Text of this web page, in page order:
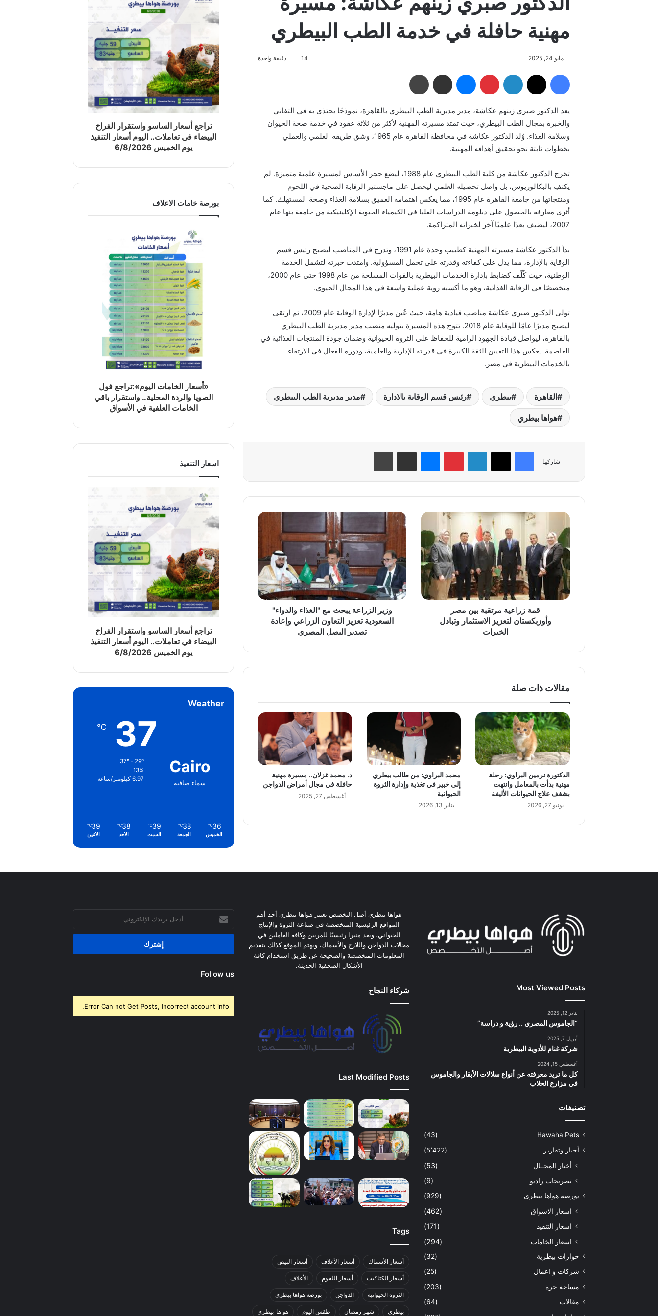
مهنية حافلة في خدمة الطب البيطري
مايو 24, 2025 14 دقيقة واحدة
فيسبوك لينكدإن بينتيريست ماسنجر مشاركة عبر البريد
يعد الدكتور صبري زينهم عكاشة، مدير مديرية الطب البيطري بالقاهرة، نموذجًا يحتذى به في التفاني
والخبرة بمجال الطب البيطري، حيث تمتد مسيرته المهنية لأكثر من ثلاثة عقود في خدمة صحة الحيوان
وسلامة الغذاء. وُلد الدكتور عكاشة في محافظة القاهرة عام 1965، وشق طريقه العلمي والعملي
بخطوات ثابتة نحو تحقيق أهدافه المهنية.
تخرج الدكتور عكاشة من كلية الطب البيطري عام 1988، ليضع حجر الأساس لمسيرة علمية متميزة. لم
يكتفِ بالبكالوريوس، بل واصل تحصيله العلمي ليحصل على ماجستير الرقابة الصحية في اللحوم
ومنتجاتها من جامعة القاهرة عام 1995، مما يعكس اهتمامه العميق بسلامة الغذاء وصحة المستهلك. كما
أثرى معارفه بالحصول على دبلومة الدراسات العليا في الكيمياء الحيوية الإكلينيكية من جامعة بنها عام
2007، ليضيف بعدًا علميًا آخر لخبراته المتراكمة.
بدأ الدكتور عكاشة مسيرته المهنية كطبيب وحدة عام 1991، وتدرج في المناصب ليصبح رئيس قسم
الوقاية بالإدارة، مما يدل على كفاءته وقدرته على تحمل المسؤولية. وامتدت خبرته لتشمل الخدمة
الوطنية، حيث كُلّف كضابط بإدارة الخدمات البيطرية بالقوات المسلحة من عام 1998 حتى عام 2000،
متخصصًا في الرقابة الغذائية، وهو ما أكسبه رؤية عملية واسعة في هذا المجال الحيوي.
تولى الدكتور صبري عكاشة مناصب قيادية هامة، حيث عُين مديرًا لإدارة الوقاية عام 2009، ثم ارتقى
ليصبح مديرًا عامًا للوقاية عام 2018. تتوج هذه المسيرة بتوليه منصب مدير مديرية الطب البيطري
بالقاهرة، ليواصل قيادة الجهود الرامية للحفاظ على الثروة الحيوانية وضمان جودة المنتجات الغذائية في
العاصمة. يعكس هذا التعيين الثقة الكبيرة في قدراته الإدارية والعلمية، ودوره الفعال في الارتقاء
بالخدمات البيطرية في مصر.
القاهرة بيطري رئيس قسم الوقاية بالادارة مدير مديرية الطب البيطري
هواها بيطري
شاركها
فيسبوك ‫X لينكدإن بينتيريستماسنجر مشاركة عبر البريد طباعة
قمة
زراعية
مرتقبة
بين
مصر
وأوزبكستان
لتعزيز
الاستثمار
وتبادل
قمة زراعية مرتقبة بين مصر
وأوزبكستان لتعزيز الاستثمار وتبادل
الخبرات
وزير
الزراعة
يبحث
مع
"الغذاء
والدواء"
السعودية
تعزيز
التعاون
الزراعي
وإعادة
وزير الزراعة يبحث مع "الغذاء والدواء"
السعودية تعزيز التعاون الزراعي وإعادة
تصدير البصل المصري
مقالات ذات صلة
الدكتورة نرمين البراوي: رحلة
مهنية بدأت بالمعامل وانتهت
بشغف علاج الحيوانات الأليفة
يونيو 27, 2026
محمد البراوي: من طالب بيطري
إلى خبير في تغذية وإدارة الثروة
الحيوانية
يناير 13, 2026
د. محمد غزلان.. مسيرة مهنية
حافلة في مجال أمراض الدواجن
أغسطس 27, 2025
تراجع أسعار الساسو واستقرار الفراخ
البيضاء في تعاملات.. اليوم أسعار التنفيذ
يوم الخميس 6/8/2026
بورصة خامات الاعلاف
«أسعار الخامات اليوم»:تراجع فول
الصويا والردة المحلية.. واستقرار باقي
الخامات العلفية في الأسواق
اسعار التنفيذ
تراجع أسعار الساسو واستقرار الفراخ
البيضاء في تعاملات.. اليوم أسعار التنفيذ
يوم الخميس 6/8/2026
Weather
Cairo
سماء صافية
37
℃
37º - 29º
13%
6.97 كيلومتر/ساعة
36
℃
الخميس
38
℃
الجمعة
39
℃
السبت
38
℃
الأحد
39
℃
الأثنين
Most Viewed Posts
يناير 12, 2025
“الجاموس المصري .. رؤية و دراسة”
أبريل 7, 2025
شركة غنام للأدوية البيطرية
أغسطس 15, 2024
كل ما تريد معرفته عن أنواع سلالات الأبقار والجاموس
في مزارع الحلاب
تصنيفات
Hawaha Pets
(43)
أخبار وتقارير
(5٬422)
أخبار المجــال
(53)
تصريحات راديو
(9)
بورصة هواها بيطري (929)
اسعار الاسواق
(462)
اسعار التنفيذ
(171)
اسعار الخامات
(294)
حوارات بيطرية
(32)
شركات و اعمال
(25)
مساحة حرة
(203)
مقالات
(64)
هواها بيطري أصل التخصص يعتبر هواها بيطري أحد أهم
المواقع الرئيسية المتخصصة في صناعة الثروة والإنتاج
الحيواني، ويعد منبرا رئيسيًا للمربين وكافة العاملين في
مجالات الدواجن واللارج والأسماك، ويهتم الموقع كذلك بتقديم
المعلومات المتخصصة والصحيحة عن طريق استخدام كافة
الأشكال الصحفية الحديثة.
شركاء النجاح
Last Modified Posts
Tags
أسعار الأسماك أسعار الأعلاف أسعار البيض
أسعار الكتاكيت أسعار اللحوم الأعلاف
الثروة الحيوانية الدواجن بورصة هواها بيطري
بيطري شهر رمضان طقس اليوم هواها_بيطري
بريدك
الإلكتروني
Follow us
Error Can not Get Posts, Incorrect account info.